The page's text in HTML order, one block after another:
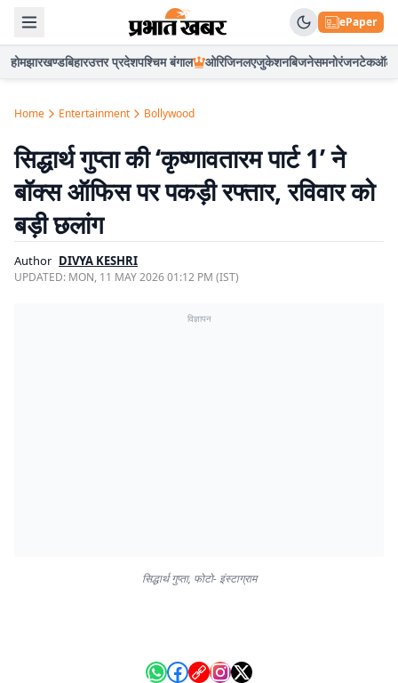
ePaper
होमझारखण्डबिहारउत्तर प्रदेशपश्चिम बंगाल ओरिजिनलएजुकेशनबिजनेसमनोरंजनटेकऑटो
Home Entertainment Bollywood
सिद्धार्थ गुप्ता की ‘कृष्णावतारम पार्ट 1’ ने
बॉक्स ऑफिस पर पकड़ी रफ्तार, रविवार को
बड़ी छलांग
Author DIVYA KESHRI
UPDATED: MON, 11 MAY 2026 01:12 PM (IST)
विज्ञापन
सिद्धार्थ गुप्ता, फोटो- इंस्टाग्राम